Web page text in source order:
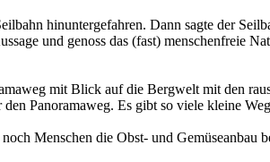
hinuntergefahren. Dann sagte der
und genoss das (fast) menschenfreie
mit Blick auf die Bergwelt mit den
Panoramaweg. Es gibt so viele kleine
Menschen die Obst- und Gemüseanbau